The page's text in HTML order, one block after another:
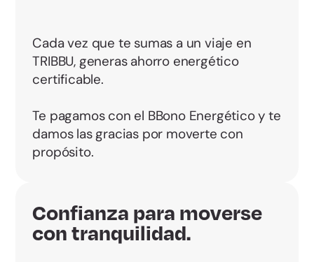
Cada vez que te sumas a un viaje en
TRIBBU, generas ahorro energético
certificable.
Te pagamos con el BBono Energético y te
damos las gracias por moverte con
propósito.
Confianza para moverse
con tranquilidad.